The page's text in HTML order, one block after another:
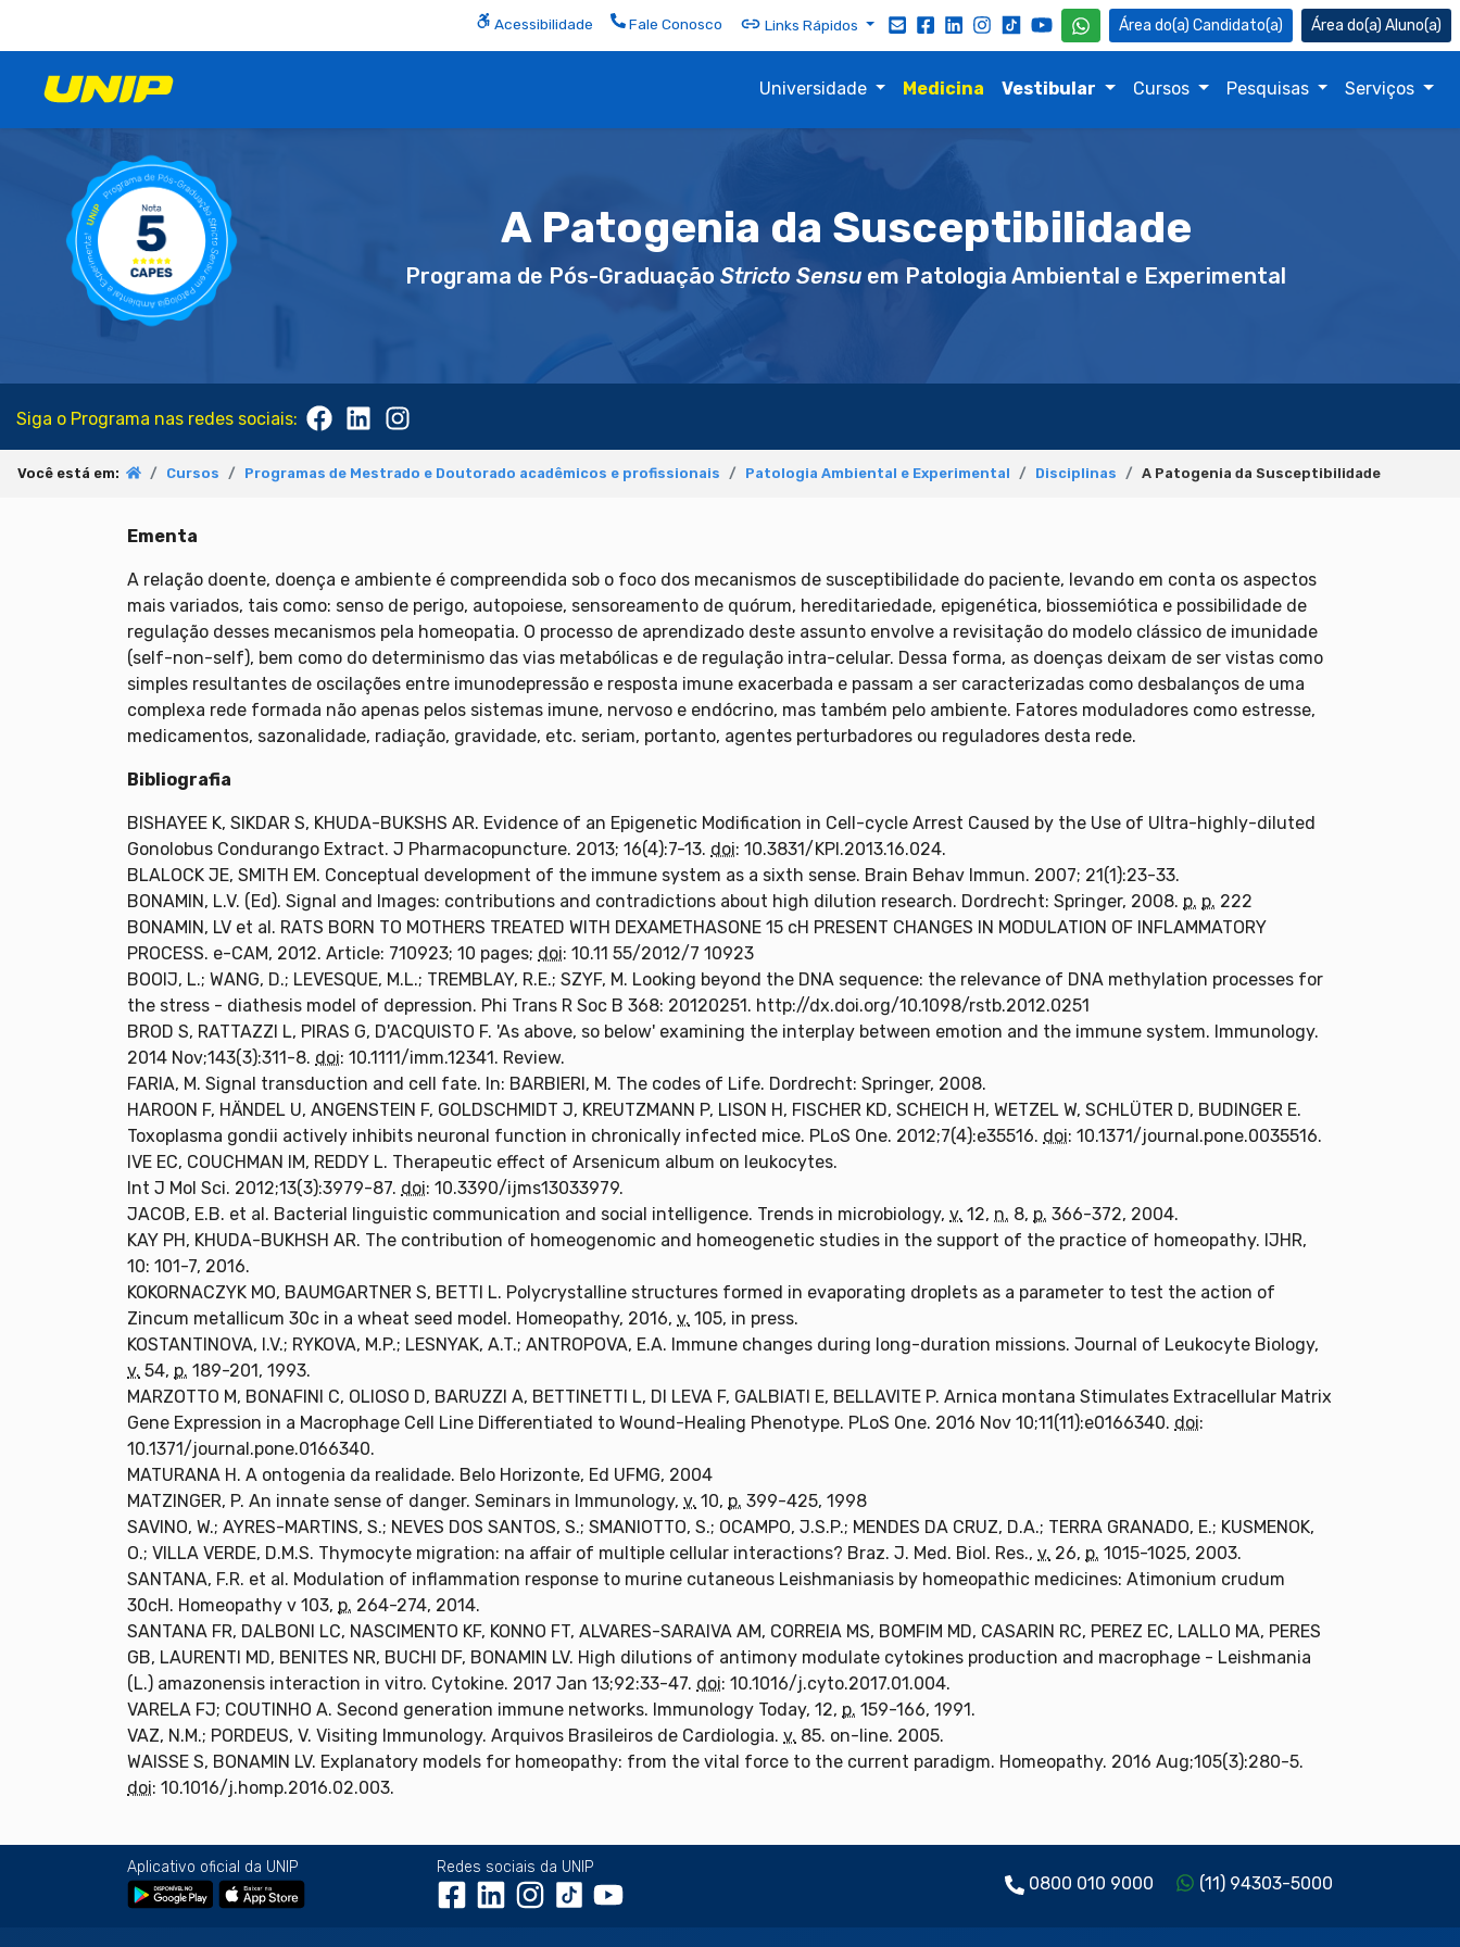
Acessibilidade Fale Conosco Links Rápidos Candidato(a) Aluno(a)
Universidade Medicina Vestibular Cursos Pesquisas Serviços
A Patogenia da Susceptibilidade
Programa de Pós-Graduação Stricto Sensu em Patologia Ambiental e Experimental
Siga o Programa nas redes sociais:
Você está em: Cursos Programas de Mestrado e Doutorado acadêmicos e profissionais Patologia Ambiental e Experimental Disciplinas A Patogenia da Susceptibilidade
Ementa
A relação doente, doença e ambiente é compreendida sob o foco dos mecanismos de susceptibilidade do paciente, levando em conta os aspectos
mais variados, tais como: senso de perigo, autopoiese, sensoreamento de quórum, hereditariedade, epigenética, biossemiótica e possibilidade de
regulação desses mecanismos pela homeopatia. O processo de aprendizado deste assunto envolve a revisitação do modelo clássico de imunidade
(self-non-self), bem como do determinismo das vias metabólicas e de regulação intra-celular. Dessa forma, as doenças deixam de ser vistas como
simples resultantes de oscilações entre imunodepressão e resposta imune exacerbada e passam a ser caracterizadas como desbalanços de uma
complexa rede formada não apenas pelos sistemas imune, nervoso e endócrino, mas também pelo ambiente. Fatores moduladores como estresse,
medicamentos, sazonalidade, radiação, gravidade, etc. seriam, portanto, agentes perturbadores ou reguladores desta rede.
Bibliografia
BISHAYEE K, SIKDAR S, KHUDA-BUKSHS AR. Evidence of an Epigenetic Modification in Cell-cycle Arrest Caused by the Use of Ultra-highly-diluted
Gonolobus Condurango Extract. J Pharmacopuncture. 2013; 16(4):7-13. doi: 10.3831/KPI.2013.16.024.
BLALOCK JE, SMITH EM. Conceptual development of the immune system as a sixth sense. Brain Behav Immun. 2007; 21(1):23-33.
BONAMIN, L.V. (Ed). Signal and Images: contributions and contradictions about high dilution research. Dordrecht: Springer, 2008. p. p. 222
BONAMIN, LV et al. RATS BORN TO MOTHERS TREATED WITH DEXAMETHASONE 15 cH PRESENT CHANGES IN MODULATION OF INFLAMMATORY
PROCESS. e-CAM, 2012. Article: 710923; 10 pages; doi: 10.11 55/2012/7 10923
BOOIJ, L.; WANG, D.; LEVESQUE, M.L.; TREMBLAY, R.E.; SZYF, M. Looking beyond the DNA sequence: the relevance of DNA methylation processes for
the stress - diathesis model of depression. Phi Trans R Soc B 368: 20120251. http://dx.doi.org/10.1098/rstb.2012.0251
BROD S, RATTAZZI L, PIRAS G, D'ACQUISTO F. 'As above, so below' examining the interplay between emotion and the immune system. Immunology.
2014 Nov;143(3):311-8. doi: 10.1111/imm.12341. Review.
FARIA, M. Signal transduction and cell fate. In: BARBIERI, M. The codes of Life. Dordrecht: Springer, 2008.
HAROON F, HÄNDEL U, ANGENSTEIN F, GOLDSCHMIDT J, KREUTZMANN P, LISON H, FISCHER KD, SCHEICH H, WETZEL W, SCHLÜTER D, BUDINGER E.
Toxoplasma gondii actively inhibits neuronal function in chronically infected mice. PLoS One. 2012;7(4):e35516. doi: 10.1371/journal.pone.0035516.
IVE EC, COUCHMAN IM, REDDY L. Therapeutic effect of Arsenicum album on leukocytes.
Int J Mol Sci. 2012;13(3):3979-87. doi: 10.3390/ijms13033979.
JACOB, E.B. et al. Bacterial linguistic communication and social intelligence. Trends in microbiology, v. 12, n. 8, p. 366-372, 2004.
KAY PH, KHUDA-BUKHSH AR. The contribution of homeogenomic and homeogenetic studies in the support of the practice of homeopathy. IJHR,
10: 101-7, 2016.
KOKORNACZYK MO, BAUMGARTNER S, BETTI L. Polycrystalline structures formed in evaporating droplets as a parameter to test the action of
Zincum metallicum 30c in a wheat seed model. Homeopathy, 2016, v. 105, in press.
KOSTANTINOVA, I.V.; RYKOVA, M.P.; LESNYAK, A.T.; ANTROPOVA, E.A. Immune changes during long-duration missions. Journal of Leukocyte Biology,
v. 54, p. 189-201, 1993.
MARZOTTO M, BONAFINI C, OLIOSO D, BARUZZI A, BETTINETTI L, DI LEVA F, GALBIATI E, BELLAVITE P. Arnica montana Stimulates Extracellular Matrix
Gene Expression in a Macrophage Cell Line Differentiated to Wound-Healing Phenotype. PLoS One. 2016 Nov 10;11(11):e0166340. doi:
10.1371/journal.pone.0166340.
MATURANA H. A ontogenia da realidade. Belo Horizonte, Ed UFMG, 2004
MATZINGER, P. An innate sense of danger. Seminars in Immunology, v. 10, p. 399-425, 1998
SAVINO, W.; AYRES-MARTINS, S.; NEVES DOS SANTOS, S.; SMANIOTTO, S.; OCAMPO, J.S.P.; MENDES DA CRUZ, D.A.; TERRA GRANADO, E.; KUSMENOK,
O.; VILLA VERDE, D.M.S. Thymocyte migration: na affair of multiple cellular interactions? Braz. J. Med. Biol. Res., v. 26, p. 1015-1025, 2003.
SANTANA, F.R. et al. Modulation of inflammation response to murine cutaneous Leishmaniasis by homeopathic medicines: Atimonium crudum
30cH. Homeopathy v 103, p. 264-274, 2014.
SANTANA FR, DALBONI LC, NASCIMENTO KF, KONNO FT, ALVARES-SARAIVA AM, CORREIA MS, BOMFIM MD, CASARIN RC, PEREZ EC, LALLO MA, PERES
GB, LAURENTI MD, BENITES NR, BUCHI DF, BONAMIN LV. High dilutions of antimony modulate cytokines production and macrophage - Leishmania
(L.) amazonensis interaction in vitro. Cytokine. 2017 Jan 13;92:33-47. doi: 10.1016/j.cyto.2017.01.004.
VARELA FJ; COUTINHO A. Second generation immune networks. Immunology Today, 12, p. 159-166, 1991.
VAZ, N.M.; PORDEUS, V. Visiting Immunology. Arquivos Brasileiros de Cardiologia. v. 85. on-line. 2005.
WAISSE S, BONAMIN LV. Explanatory models for homeopathy: from the vital force to the current paradigm. Homeopathy. 2016 Aug;105(3):280-5.
doi: 10.1016/j.homp.2016.02.003.
Aplicativo oficial da UNIP Redes sociais da UNIP
0800 010 9000 (11) 94303-5000